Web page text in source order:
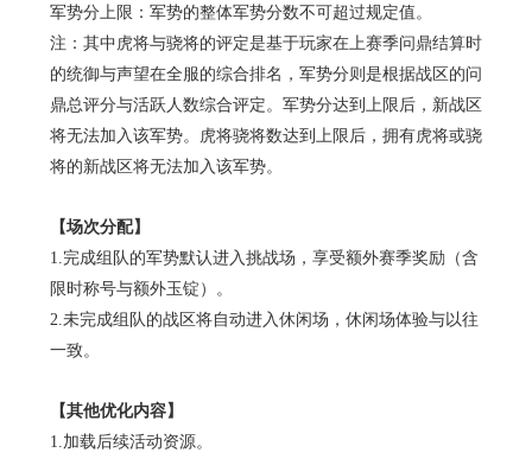
军势分上限：军势的整体军势分数不可超过规定值。
注：其中虎将与骁将的评定是基于玩家在上赛季问鼎结算时
的统御与声望在全服的综合排名，军势分则是根据战区的问
鼎总评分与活跃人数综合评定。军势分达到上限后，新战区
将无法加入该军势。虎将骁将数达到上限后，拥有虎将或骁
将的新战区将无法加入该军势。
【场次分配】
1.完成组队的军势默认进入挑战场，享受额外赛季奖励（含
限时称号与额外玉锭）。
2.未完成组队的战区将自动进入休闲场，休闲场体验与以往
一致。
【其他优化内容】
1.加载后续活动资源。